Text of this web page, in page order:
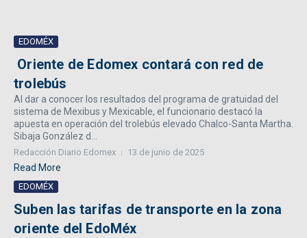
EDOMÉX
Oriente de Edomex contará con red de
trolebús
Al dar a conocer los resultados del programa de gratuidad del
sistema de Mexibus y Mexicable, el funcionario destacó la
apuesta en operación del trolebús elevado Chalco-Santa Martha.
Sibaja González d...
Redacción Diario Edomex 13 de junio de 2025
Read More
EDOMÉX
Suben las tarifas de transporte en la zona
oriente del EdoMéx